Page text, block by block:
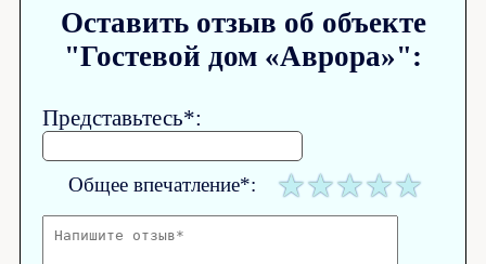
Оставить отзыв об объекте
"Гостевой дом «Аврора»":
Представьтесь*:
Общее впечатление*: